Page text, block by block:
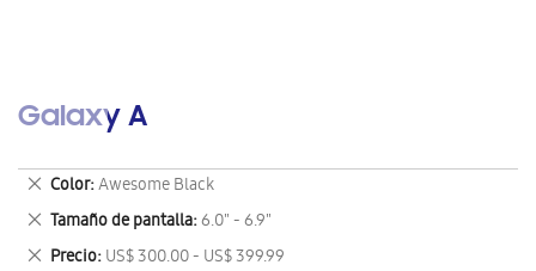
Galaxy A
Color Awesome Black
Eliminar
este
artículo
Tamaño de pantalla 6.0" - 6.9"
Eliminar
este
Precio US$ 300.00 - US$ 399.99
Eliminar